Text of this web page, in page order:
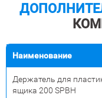
Наименование
Держатель для
ящика 200 SPBH